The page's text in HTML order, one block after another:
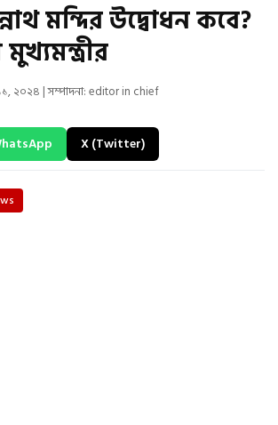
মন্দির উদ্বোধন কবে?
২০২৪ | সম্পাদনা: editor in chief
X (Twitter)